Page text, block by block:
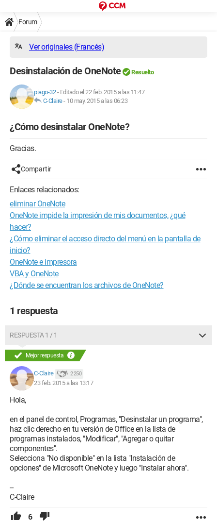
Forum
Ver originales (Francés)
Desinstalación de OneNote Resuelto
piago-32- Editado el 22 feb. 2015 a las 11:47
C-Claire- 10 may. 2015 a las 06:23
¿Cómo desinstalar OneNote?
Gracias.
Compartir
Enlaces relacionados:
eliminar OneNote
OneNote impide la impresión de mis documentos, ¿qué
hacer?
¿Cómo eliminar el acceso directo del menú en la pantalla de
inicio?
OneNote e impresora
VBA y OneNote
¿Dónde se encuentran los archivos de OneNote?
1 respuesta
RESPUESTA 1 / 1
Mejor respuesta
C-Claire 2 250
23 feb. 2015 a las 13:17
Hola,
en el panel de control, Programas, "Desinstalar un programa",
haz clic derecho en tu versión de Office en la lista de
programas instalados, "Modificar", "Agregar o quitar
componentes".
Selecciona "No disponible" en la lista "Instalación de
opciones" de Microsoft OneNote y luego "Instalar ahora".
--
C-Claire
6